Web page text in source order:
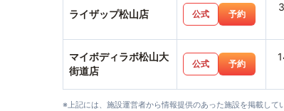
ライザップ松山店 公式 予約
マイボディラボ松山大
街道店
公式 予約
※上記には、施設運営者から情報提供のあった施設を掲載して